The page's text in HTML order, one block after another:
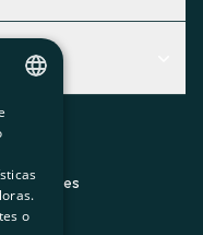
de cookies
o